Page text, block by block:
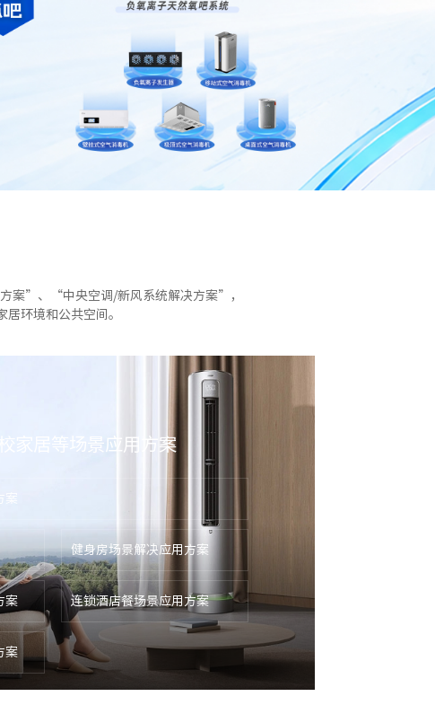
案”、“中央空调/新风系统解决方案”，
环境和公共空间。
家居等场景应用方案
案
健身房场景解决应用方案
案 连锁酒店餐场景应用方案
案